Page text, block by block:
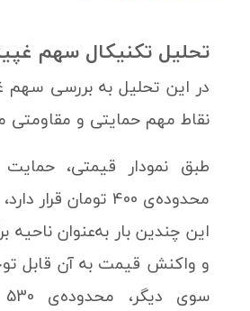
تحلیل تکنیکال سهم
در این تحلیل به بررسی سهم
نقاط مهم حمایتی و مقاومتی
طبق نمودار قیمتی،
محدوده‌ی 400 تومان
این چندین بار به‌عنوان
و واکنش قیمت به آن قابل